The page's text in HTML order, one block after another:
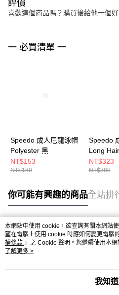
評價
喜歡這個商品嗎？購買後給他一個
一 必買清單 一
Speedo 成人尼龍泳帽
Polyester 黑
NT$153
NT$180
Speedo
Long
NT$323
NT$380
你可能有興趣的商品全站排
熱門標籤
本網站中使用 cookie，欲查詢有關本網站
望在電腦上使用 cookie 時應如何變更電腦
權條款 」之 Cookie 聲明。您繼續使用本
用條款之 Cookie 聲明使用 cookie。
了解更多 >
我知